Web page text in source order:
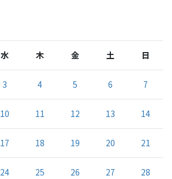
水 木 金 土 日
3 4 5 6 7
10 11 12 13 14
17 18 19 20 21
24 25 26 27 28